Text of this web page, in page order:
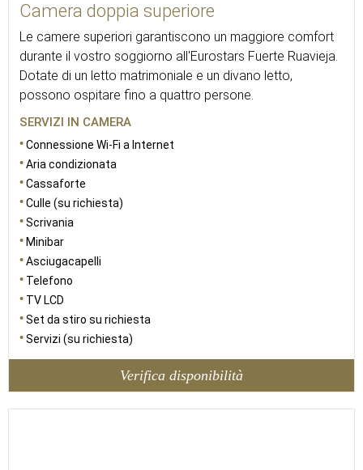
Camera doppia superiore
Le camere superiori garantiscono un maggiore comfort
durante il vostro soggiorno all'Eurostars Fuerte Ruavieja.
Dotate di un letto matrimoniale e un divano letto,
possono ospitare fino a quattro persone.
SERVIZI IN CAMERA
Connessione Wi-Fi a Internet
Aria condizionata
Cassaforte
Culle (su richiesta)
Scrivania
Minibar
Asciugacapelli
Telefono
TV LCD
Set da stiro su richiesta
Servizi (su richiesta)
Verifica disponibilità